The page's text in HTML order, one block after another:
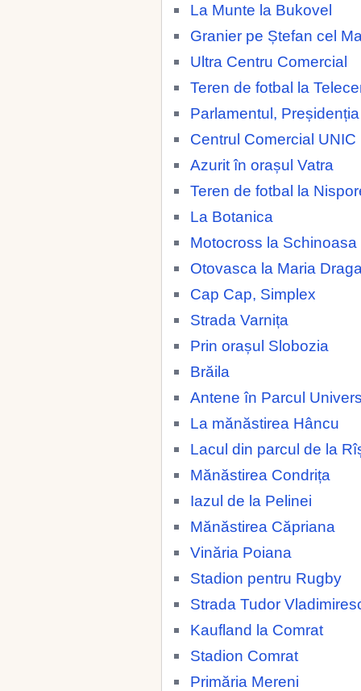
La Munte la Bukovel
Granier pe Ștefan cel
Ultra Centru Comercial
Teren de fotbal la
Parlamentul, Preșidenția
Centrul Comercial UNIC
Azurit în orașul Vatra
Teren de fotbal la
La Botanica
Motocross la Schinoasa
Otovasca la Maria
Cap Cap, Simplex
Strada Varnița
Prin orașul Slobozia
Brăila
Antene în Parcul
La mănăstirea Hâncu
Lacul din parcul de la
Mănăstirea Condrița
Iazul de la Pelinei
Mănăstirea Căpriana
Vinăria Poiana
Stadion pentru Rugby
Strada Tudor
Kaufland la Comrat
Stadion Comrat
Primăria Mereni